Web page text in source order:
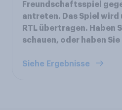
Freundschaftsspiel
antreten. Das Spiel wird
RTL übertragen. Haben
schauen, oder haben
Siehe Ergebnisse